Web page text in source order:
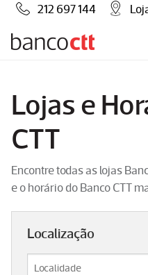
212 697 144
Lojas e
CTT
Encontre todas as lojas
e o horário do Banco CTT
Localização